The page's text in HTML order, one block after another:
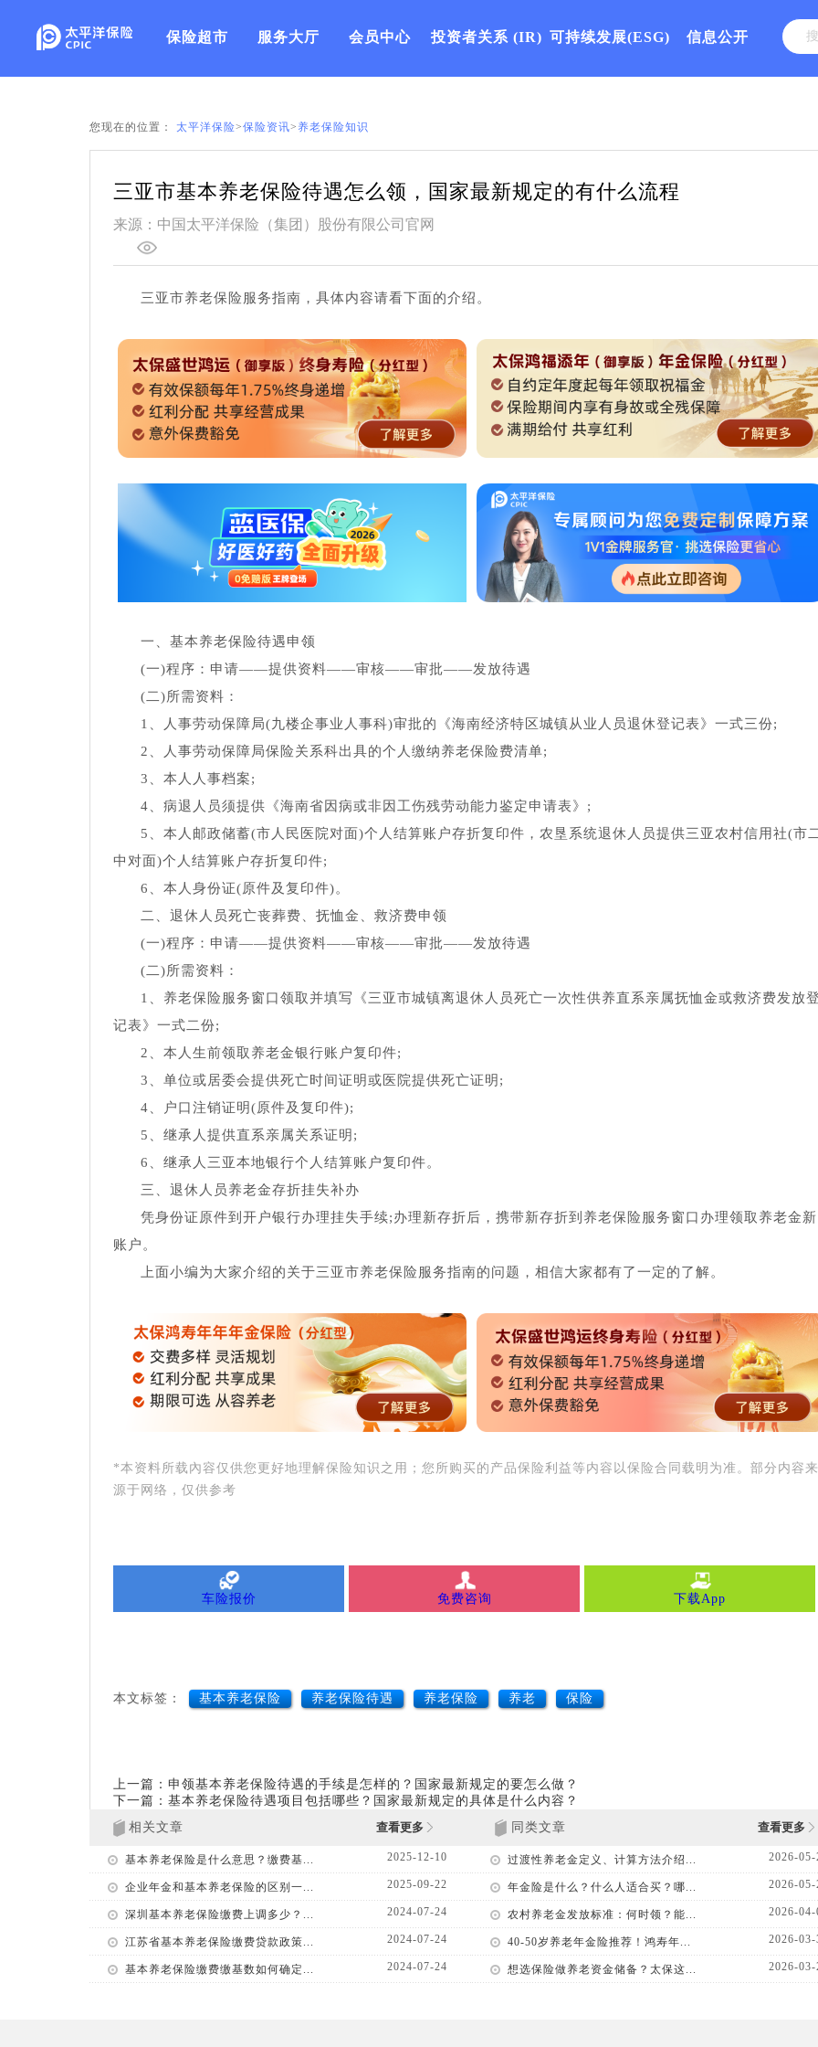
保险超市 服务大厅 会员中心 投资者关系 (IR) 可持续发展(ESG) 信息公开
您现在的位置： 太平洋保险>保险资讯> 养老保险知识
三亚市基本养老保险待遇怎么领，国家最新规定的有什么流程
来源：中国太平洋保险（集团）股份有限公司官网
三亚市养老保险服务指南，具体内容请看下面的介绍。
一、基本养老保险待遇申领
(一)程序：申请――提供资料――审核――审批――发放待遇
(二)所需资料：
1、人事劳动保障局(九楼企事业人事科)审批的《海南经济特区城镇从业人员退休登记表》一式三份;
2、人事劳动保障局保险关系科出具的个人缴纳养老保险费清单;
3、本人人事档案;
4、病退人员须提供《海南省因病或非因工伤残劳动能力鉴定申请表》;
5、本人邮政储蓄(市人民医院对面)个人结算账户存折复印件，农垦系统退休人员提供三亚农村信用社(市
中对面)个人结算账户存折复印件;
6、本人身份证(原件及复印件)。
二、退休人员死亡丧葬费、抚恤金、救济费申领
(一)程序：申请――提供资料――审核――审批――发放待遇
(二)所需资料：
1、养老保险服务窗口领取并填写《三亚市城镇离退休人员死亡一次性供养直系亲属抚恤金或救济费发放
记表》一式二份;
2、本人生前领取养老金银行账户复印件;
3、单位或居委会提供死亡时间证明或医院提供死亡证明;
4、户口注销证明(原件及复印件);
5、继承人提供直系亲属关系证明;
6、继承人三亚本地银行个人结算账户复印件。
三、退休人员养老金存折挂失补办
凭身份证原件到开户银行办理挂失手续;办理新存折后，携带新存折到养老保险服务窗口办理领取养老金新
账户。
上面小编为大家介绍的关于三亚市养老保险服务指南的问题，相信大家都有了一定的了解。
*本资料所载內容仅供您更好地理解保险知识之用；您所购买的产品保险利益等内容以保险合同载明为准。部分内容来
源于网络，仅供参考
车险报价 免费咨询 下载App
本文标签： 基本养老保险 养老保险待遇 养老保险 养老 保险
上一篇：申领基本养老保险待遇的手续是怎样的？国家最新规定的要怎么做？
下一篇：基本养老保险待遇项目包括哪些？国家最新规定的具体是什么内容？
相关文章
查看更多
基本养老保险是什么意思？缴费基... 2025-12-10
企业年金和基本养老保险的区别一... 2025-09-22
深圳基本养老保险缴费上调多少？... 2024-07-24
江苏省基本养老保险缴费贷款政策... 2024-07-24
基本养老保险缴费缴基数如何确定... 2024-07-24
同类文章 查看更多
过渡性养老金定义、计算方法介绍... 2026-05-
年金险是什么？什么人适合买？哪... 2026-05-
农村养老金发放标准：何时领？能... 2026-04-
40-50岁养老年金险推荐！鸿寿年... 2026-03-
想选保险做养老资金储备？太保这... 2026-03-